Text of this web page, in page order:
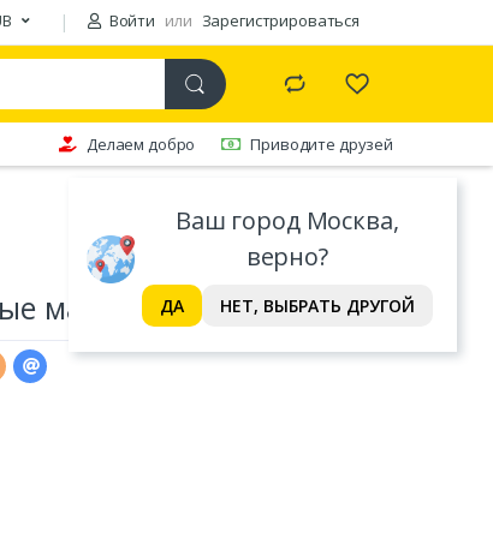
Войти или Зарегистрироваться
Ваш город Москва,
верно?
ДА НЕТ, ВЫБРАТЬ ДРУГОЙ
Делаем добро Приводите друзей
маки